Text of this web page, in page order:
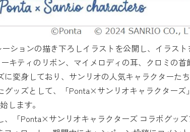
ションの描き下ろしイラストを公開し、イラス
キティのリボン、マイメロディの耳、クロミの
変身しており、サンリオの人気キャラクターた
ッズとして、「Ponta×サンリオキャラクター
します。
「Ponta×サンリオキャラクターズ コラボグッ